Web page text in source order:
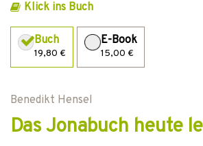
Klick ins Buch
Buch
19,80 €
E-Book
15,00 €
Benedikt Hensel
Das Jonabuch heute